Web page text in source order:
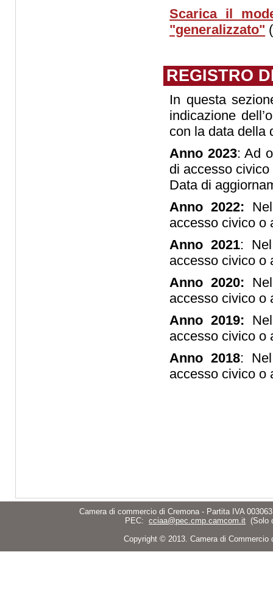
Scarica il
"generalizzato"
REGISTRO
In questa
indicazione
con la data della
Anno 2023: Ad
di accesso
Data di
Anno 2022:
accesso civico o
Anno 2021:
accesso civico o
Anno 2020:
accesso civico o
Anno 2019:
accesso civico o
Anno 2018:
accesso civico o
Camera di commercio di Cremona - Partita IVA
PEC: cciaa@pec.cmp.camcom.it (Solo
Copyright © 2013. Camera di